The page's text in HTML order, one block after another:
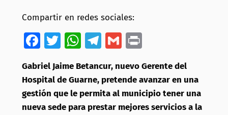
Compartir en redes sociales:
Facebook
Twitter
WhatsApp
Telegram
Gmail
Gabriel Jaime Betancur, nuevo Gerente del
Hospital de Guarne, pretende avanzar en una
gestión que le permita al municipio tener una
nueva sede para prestar mejores servicios a la